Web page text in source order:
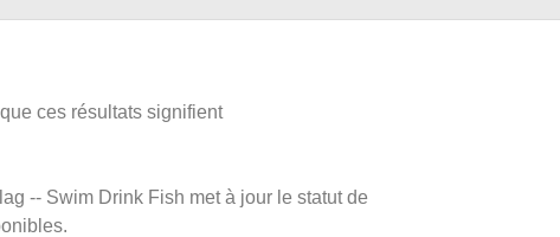
ces résultats signifient
-- Swim Drink Fish met à jour le statut de